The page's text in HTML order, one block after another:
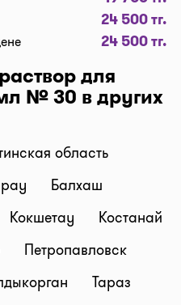
препараты по
заявку в корзине
доставят
по оптимальной
лекарств на данный
(стоимость зависит
между аптекой и
бронь лекарств и
время! При
и отправим код для
препараты в аптеке
24 500 тг.
24 500 тг.
для
№ 30 в других
область
Балхаш
Кокшетау
Костанай
Петропавловск
Тараз